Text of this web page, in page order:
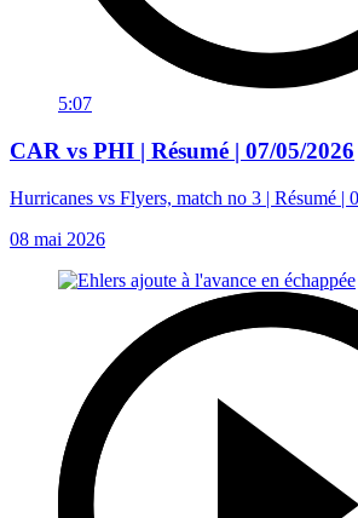
5:07
CAR vs PHI | Résumé | 07/05/2026
Hurricanes vs Flyers, match no 3 | Résumé |
08 mai 2026